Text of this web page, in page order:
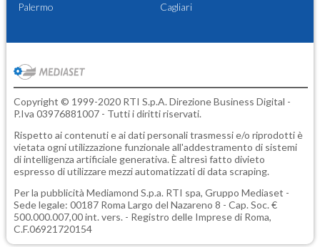
Palermo Cagliari
Copyright © 1999-2020 RTI S.p.A. Direzione Business Digital -
P.Iva 03976881007 - Tutti i diritti riservati.
Rispetto ai contenuti e ai dati personali trasmessi e/o riprodotti è
vietata ogni utilizzazione funzionale all'addestramento di sistemi
di intelligenza artificiale generativa. È altresì fatto divieto
espresso di utilizzare mezzi automatizzati di data scraping.
Per la pubblicità Mediamond S.p.a. RTI spa, Gruppo Mediaset -
Sede legale: 00187 Roma Largo del Nazareno 8 - Cap. Soc. €
500.000.007,00 int. vers. - Registro delle Imprese di Roma,
C.F.06921720154